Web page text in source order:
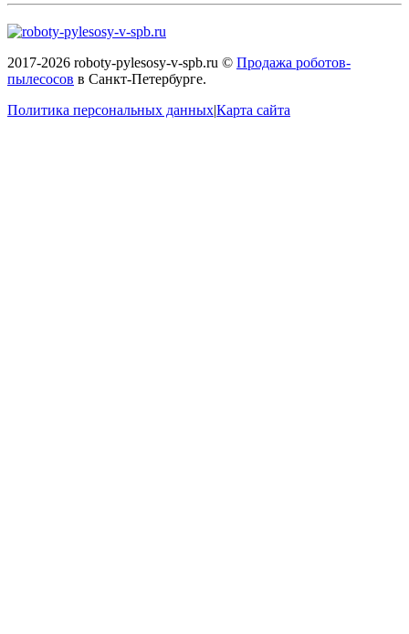
2017-2026 roboty-pylesosy-v-spb.ru © Продажа роботов-
пылесосов в Санкт-Петербурге.
Политика персональных данных|Карта сайта